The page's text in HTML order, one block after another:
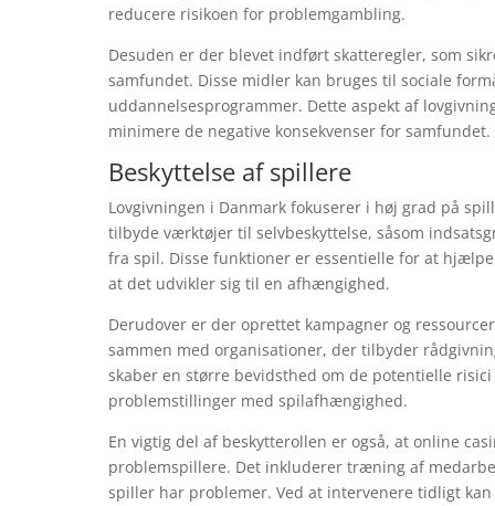
reducere risikoen for problemgambling.
Desuden er der blevet indført skatteregler, som
samfundet. Disse midler kan bruges til sociale
uddannelsesprogrammer. Dette aspekt af
minimere de negative konsekvenser for samfundet.
Beskyttelse af spillere
Lovgivningen i Danmark fokuserer i høj grad på
tilbyde værktøjer til selvbeskyttelse, såsom
fra spil. Disse funktioner er essentielle for at
at det udvikler sig til en afhængighed.
Derudover er der oprettet kampagner og
sammen med organisationer, der tilbyder
skaber en større bevidsthed om de potentielle
problemstillinger med spilafhængighed.
En vigtig del af beskytterollen er også, at online
problemspillere. Det inkluderer træning af
spiller har problemer. Ved at intervenere tidligt